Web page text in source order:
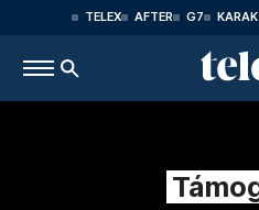
TELEX AFTER G7